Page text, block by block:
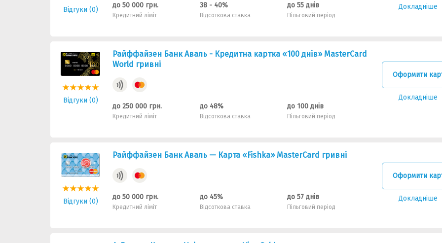
Відгуки (0)
до 50 000 грн.
Кредитний ліміт
38 - 40%
Відсоткова ставка
до 55 днів
Пільговий період
Докладніше
Відгуки (0)
Райффайзен Банк Аваль - Кредитна картка «100 днiв» MasterCard
World гривні
до 250 000 грн.
Кредитний ліміт
до 48%
Відсоткова ставка
до 100 днів
Пільговий період
Оформити
Докладніше
Відгуки (0)
Райффайзен Банк Аваль — Карта «Fishka» MasterCard гривні
до 50 000 грн.
Кредитний ліміт
до 45%
Відсоткова ставка
до 57 днів
Пільговий період
Оформити
Докладніше